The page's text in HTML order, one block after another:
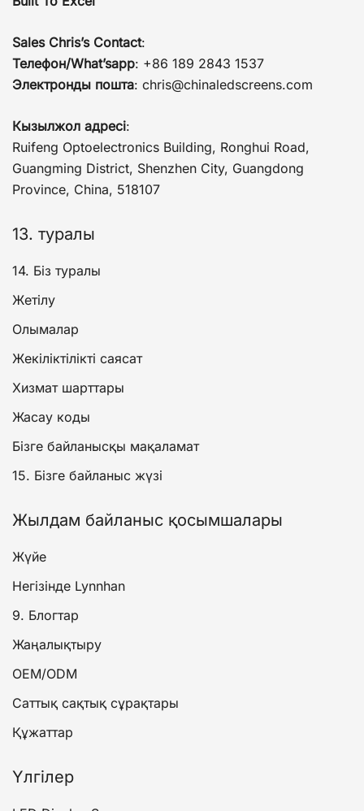
Sales Chris’s Contact:
Телефон/What’sapp: +86 189 2843 1537
Электронды пошта: chris@chinaledscreens.com
Кызылжол адресі:
Ruifeng Optoelectronics Building, Ronghui Road,
Guangming District, Shenzhen City, Guangdong
Province, China, 518107
13. туралы
14. Біз туралы
Жетілу
Олымалар
Жекіліктілікті саясат
Хизмат шарттары
Жасау коды
Бізге байланысқы мақаламат
15. Бізге байланыс жүзі
Жылдам байланыс қосымшалары
Жүйе
Негізінде Lynnhan
9. Блогтар
Жаңалықтыру
OEM/ODM
Саттық сақтық сұрақтары
Құжаттар
Үлгілер